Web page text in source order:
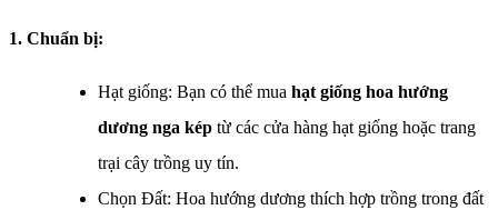
1. Chuẩn bị:
Hạt giống: Bạn có thể mua hạt giống hoa hướng
dương nga kép từ các cửa hàng hạt giống hoặc trang
trại cây trồng uy tín.
Chọn Đất: Hoa hướng dương thích hợp trồng trong đất